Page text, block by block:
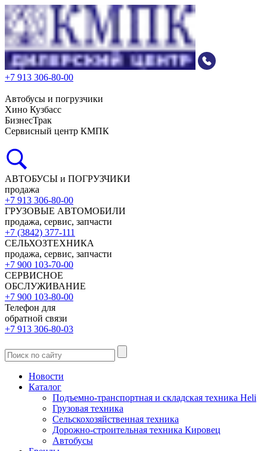
+7 913 306-80-00
Автобусы и погрузчики
Хино Кузбасс
БизнесТрак
Сервисный центр КМПК
АВТОБУСЫ и ПОГРУЗЧИКИ
продажа
+7 913 306-80-00
ГРУЗОВЫЕ АВТОМОБИЛИ
продажа, сервис, запчасти
+7 (3842) 377-111
СЕЛЬХОЗТЕХНИКА
продажа, сервис, запчасти
+7 900 103-70-00
СЕРВИСНОЕ
ОБСЛУЖИВАНИЕ
+7 900 103-80-00
Телефон для
обратной связи
+7 913 306-80-03
Новости
Каталог
Подъемно-транспортная и складская техника Heli
Грузовая техника
Сельскохозяйственная техника
Дорожно-строительная техника Кировец
Автобусы